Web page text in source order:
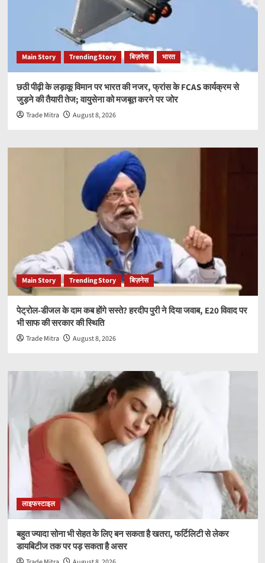
Main Story Trending Story बिज़नेस भारत
छठी पीढ़ी के लड़ाकू विमान पर भारत की नजर, फ्रांस के FCAS कार्यक्रम से
जुड़ने की तैयारी तेज; वायुसेना को मजबूत करने पर जोर
Trade Mitra August 8, 2026
Main Story Trending Story बिज़नेस
पेट्रोल-डीजल के दाम कब होंगे सस्ते? हरदीप पुरी ने दिया जवाब, E20 विवाद पर
भी साफ की सरकार की स्थिति
Trade Mitra August 8, 2026
लाइफस्टाइल
बहुत ज्यादा सोना भी सेहत के लिए बन सकता है खतरा, फर्टिलिटी से लेकर
डायबिटीज तक पर पड़ सकता है असर